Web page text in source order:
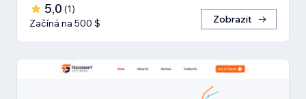
5,0 (1)
Začíná na 500 $
Zobrazit